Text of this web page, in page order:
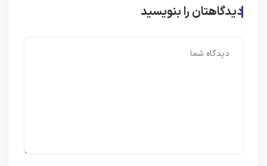
دیدگاهتان را بنویسید